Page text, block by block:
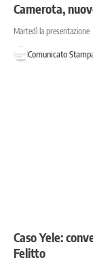
Camerota,
Martedì la presentazione
Comunicato
Caso Yele:
Felitto